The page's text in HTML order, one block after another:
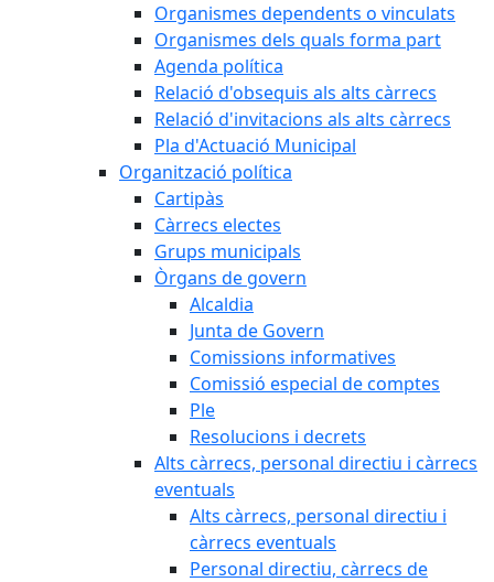
Organismes dependents o vinculats
Organismes dels quals forma part
Agenda política
Relació d'obsequis als alts càrrecs
Relació d'invitacions als alts càrrecs
Pla d'Actuació Municipal
Organització política
Cartipàs
Càrrecs electes
Grups municipals
Òrgans de govern
Alcaldia
Junta de Govern
Comissions informatives
Comissió especial de comptes
Ple
Resolucions i decrets
Alts càrrecs, personal directiu i càrrecs
eventuals
Alts càrrecs, personal directiu i
càrrecs eventuals
Personal directiu, càrrecs de